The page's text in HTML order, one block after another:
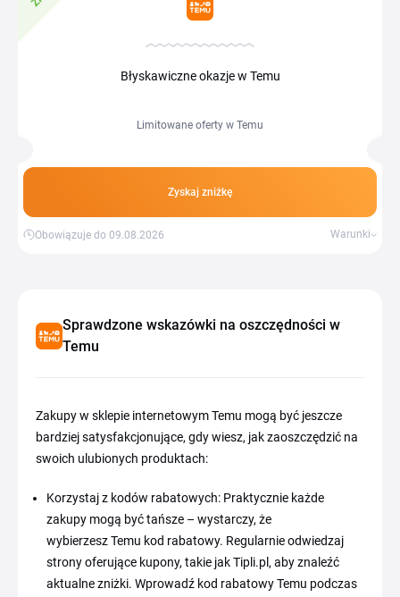
Błyskawiczne okazje w Temu
Limitowane oferty w Temu
Zyskaj zniżkę
Obowiązuje do 09.08.2026 Warunki
Sprawdzone wskazówki na oszczędności w
Temu
Zakupy w sklepie internetowym Temu mogą być jeszcze
bardziej satysfakcjonujące, gdy wiesz, jak zaoszczędzić na
swoich ulubionych produktach:
Korzystaj z kodów rabatowych: Praktycznie każde
zakupy mogą być tańsze – wystarczy, że
wybierzesz Temu kod rabatowy. Regularnie odwiedzaj
strony oferujące kupony, takie jak Tipli.pl, aby znaleźć
aktualne zniżki. Wprowadź kod rabatowy Temu podczas